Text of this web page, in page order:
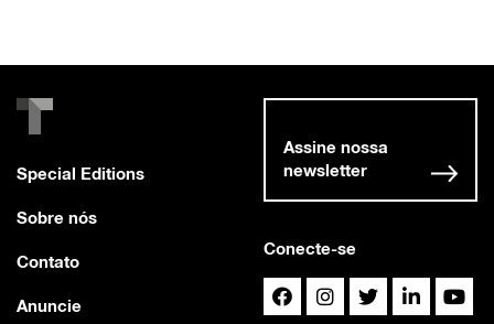
Special Editions
Sobre nós
Contato
Anuncie
Conecte-se
Assine nossa
newsletter